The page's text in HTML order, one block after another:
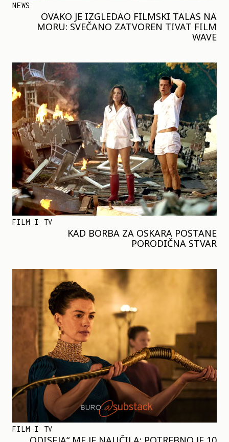
NEWS
OVAKO JE IZGLEDAO FILMSKI TALAS NA
MORU: SVEČANO ZATVOREN TIVAT FILM
WAVE
FILM I TV
KAD BORBA ZA OSKARA POSTANE
PORODIČNA STVAR
FILM I TV